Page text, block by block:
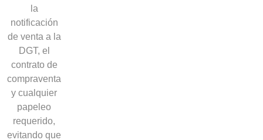
la
notificación
de venta a la
DGT, el
contrato de
compraventa
y cualquier
papeleo
requerido,
evitando que